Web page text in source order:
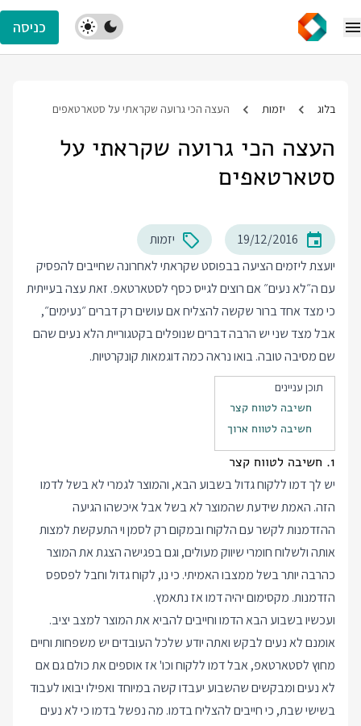
כניסה
בלוג יזמות העצה הכי גרועה שקראתי על סטארטאפים
העצה הכי גרועה שקראתי על
סטארטאפים
19/12/2016
יזמות
יועצת ליזמים הציעה בבפוסט שקראתי לאחרונה שחייבים להפסיק
עם ה״לא נעים״ אם רוצים לגייס כסף לסטארטאפ. זאת עצה בעייתית
כי מצד אחד ברור שקשה להצליח אם עושים רק דברים ״נעימים״,
אבל מצד שני יש הרבה דברים שנופלים בקטגוריית הלא נעים שהם
שם מסיבה טובה. בואו נראה כמה דוגמאות קונקרטיות.
תוכן עניינים
חשיבה לטווח קצר
חשיבה לטווח ארוך
1. חשיבה לטווח קצר
יש לך דמו ללקוח גדול בשבוע הבא, והמוצר לגמרי לא בשל לדמו
הזה. האמת שידעת שהמוצר לא בשל אבל איכשהו הגיעה
ההזדמנות לקשר עם הלקוח ובמקום רק לסמן וי התעקשת למצות
אותה ולשלוח חומרי שיווק מעולים, וגם בפגישה הצגת את המוצר
כהרבה יותר בשל ממצבו האמיתי. כי נו, לקוח גדול וחבל לפספס
הזדמנות. מקסימום יהיה דמו אז נתאמץ.
ועכשיו בשבוע הבא הדמו וחייבים להביא את המוצר למצב יציב.
אומנם לא נעים לבקש ואתה יודע שלכל העובדים יש משפחות וחיים
מחוץ לסטארטאפ, אבל דמו ללקוח וכו' אז אוספים את כולם גם אם
לא נעים ומבקשים שהשבוע יעבדו קשה במיוחד ואפילו יבואו לעבוד
בשישי שבת, כי חייבים להצליח בדמו. מה נפשל בדמו כי לא נעים